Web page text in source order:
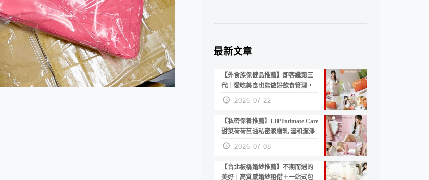
最新文章
【外食族保健品推薦】即客纖第三
代｜愛吃美食也能做好飲食管理，
陪你輕鬆面對聚餐日常！
2026-07-22
【私密保養推薦】LIP Intimate Care
甜菜荷荷芭油私密潔膚乳 溫和潔淨
洗後不乾澀 不起泡反而更舒服！
2026-07-08
【台北板橋婚紗推薦】不期而遇的
美好｜高質感婚紗租借＋一站式包